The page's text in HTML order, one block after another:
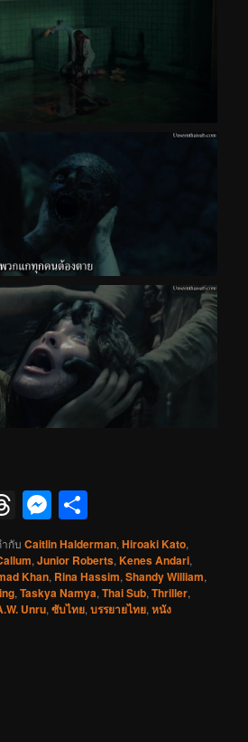
Threads
Messenger
กับ Caitlin Halderman,Hiroaki Kato,
,Junior Roberts,Kenes Andari,
Khan, Rina Hassim,Shandy William,
,Taskya Namya,Thai Sub,Thriller,
Unru,ซับไทย,บรรยายไทย,หนัง